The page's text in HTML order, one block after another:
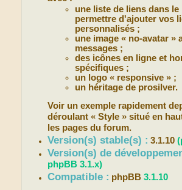
une liste de liens dans
permettre d'ajouter vos
personnalisés ;
une image « no-avatar »
messages ;
des icônes en ligne et
spécifiques ;
un logo « responsive » ;
un héritage de prosilver.
Voir un exemple rapidement
déroulant « Style » situé en
les pages du forum.
Version(s) stable(s) : 3.1.10
Version(s) de
phpBB 3.1.x)
Compatible : phpBB3.1.10